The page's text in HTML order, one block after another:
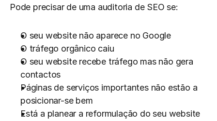
Pode precisar de uma auditoria de SEO se:
O seu website não aparece no Google
O tráfego orgânico caiu
O seu website recebe tráfego mas não gera
contactos
Páginas de serviços importantes não estão a
posicionar-se bem
Está a planear a reformulação do seu website